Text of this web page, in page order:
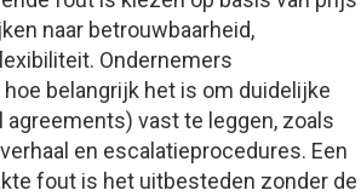
naar betrouwbaarheid,
Ondernemers
belangrijk het is om duidelijke
agreements) vast te leggen, zoals
en escalatieprocedures. Een
fout is het uitbesteden zonder de